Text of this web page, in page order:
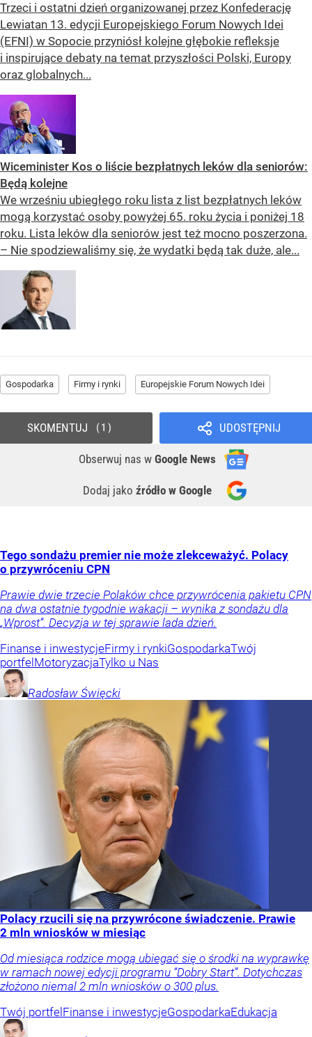
Trzeci i ostatni dzień organizowanej przez Konfederację
Lewiatan 13. edycji Europejskiego Forum Nowych Idei
(EFNI) w Sopocie przyniósł kolejne głębokie refleksje
i inspirujące debaty na temat przyszłości Polski, Europy
oraz globalnych...
Wiceminister Kos o liście bezpłatnych leków dla seniorów:
Będą kolejne
We wrześniu ubiegłego roku lista z list bezpłatnych leków
mogą korzystać osoby powyżej 65. roku życia i poniżej 18
roku. Lista leków dla seniorów jest też mocno poszerzona.
– Nie spodziewaliśmy się, że wydatki będą tak duże, ale...
Gospodarka Firmy i rynki Europejskie Forum Nowych Idei
UDOSTĘPNIJ
Obserwuj nas w Google News
Dodaj jako źródło w Google
SKOMENTUJ 1
Tego sondażu premier nie może zlekceważyć. Polacy
o przywróceniu CPN
Prawie dwie trzecie Polaków chce przywrócenia pakietu CPN
na dwa ostatnie tygodnie wakacji – wynika z sondażu dla
„Wprost”. Decyzja w tej sprawie lada dzień.
Finanse i inwestycjeFirmy i rynkiGospodarkaTwój
portfel MotoryzacjaTylko u Nas
Radosław Święcki
Polacy rzucili się na przywrócone świadczenie. Prawie
2 mln wniosków w miesiąc
Od miesiąca rodzice mogą ubiegać się o środki na wyprawkę
w ramach nowej edycji programu “Dobry Start”. Dotychczas
złożono niemal 2 mln wniosków o 300 plus.
Twój portfel Finanse i inwestycjeGospodarkaEdukacja